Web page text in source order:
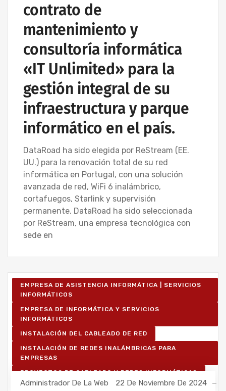
contrato de
mantenimiento y
consultoría informática
«IT Unlimited» para la
gestión integral de su
infraestructura y parque
informático en el país.
DataRoad ha sido elegida por ReStream (EE.
UU.) para la renovación total de su red
informática en Portugal, con una solución
avanzada de red, WiFi 6 inalámbrico,
cortafuegos, Starlink y supervisión
permanente. DataRoad ha sido seleccionada
por ReStream, una empresa tecnológica con
sede en
EMPRESA DE ASISTENCIA INFORMÁTICA | SERVICIOS
INFORMÁTICOS
EMPRESA DE INFORMÁTICA Y SERVICIOS
INFORMÁTICOS
INSTALACIÓN DEL CABLEADO DE RED
INSTALACIÓN DE REDES INALÁMBRICAS PARA
EMPRESAS
PROYECTOS DE CABLEADO Y REDES INFORMÁTICAS
PROYECTOS DE REDES INALÁMBRICAS
Administrador De La Web 22 De Noviembre De 2024